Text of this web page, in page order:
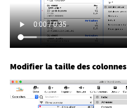
Modifier la taille des colonnes